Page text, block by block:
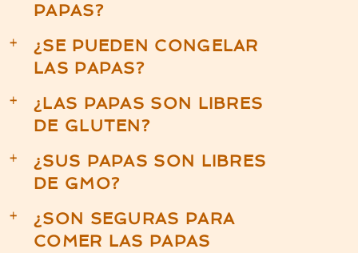
PAPAS?
a
¿SE PUEDEN CONGELAR
LAS PAPAS?
a
¿LAS PAPAS SON LIBRES
DE GLUTEN?
a
¿SUS PAPAS SON LIBRES
DE GMO?
a
¿SON SEGURAS PARA
COMER LAS PAPAS